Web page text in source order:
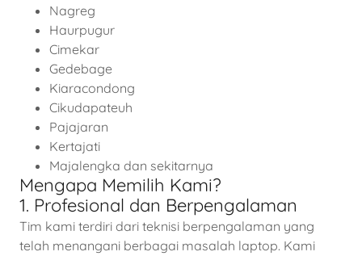
Nagreg
Haurpugur
Cimekar
Gedebage
Kiaracondong
Cikudapateuh
Pajajaran
Kertajati
Majalengka dan sekitarnya
Mengapa Memilih Kami?
1. Profesional dan Berpengalaman
Tim kami terdiri dari teknisi berpengalaman yang
telah menangani berbagai masalah laptop. Kami